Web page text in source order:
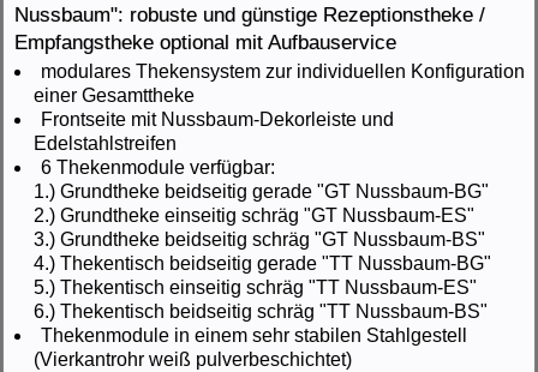
Nussbaum": robuste und günstige Rezeptionstheke /
Empfangstheke optional mit Aufbauservice
modulares Thekensystem zur individuellen Konfiguration
einer Gesamttheke
Frontseite mit Nussbaum-Dekorleiste und
Edelstahlstreifen
6 Thekenmodule verfügbar:
1.) Grundtheke beidseitig gerade "GT Nussbaum-BG"
2.) Grundtheke einseitig schräg "GT Nussbaum-ES"
3.) Grundtheke beidseitig schräg "GT Nussbaum-BS"
4.) Thekentisch beidseitig gerade "TT Nussbaum-BG"
5.) Thekentisch einseitig schräg "TT Nussbaum-ES"
6.) Thekentisch beidseitig schräg "TT Nussbaum-BS"
Thekenmodule in einem sehr stabilen Stahlgestell
(Vierkantrohr weiß pulverbeschichtet)